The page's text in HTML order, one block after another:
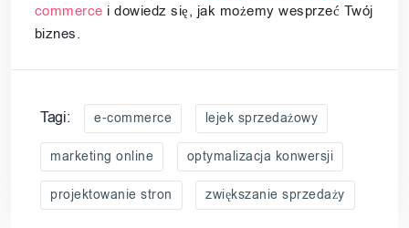
commerce i dowiedz się, jak możemy wesprzeć Twój
biznes.
Tagi: e-commerce lejek sprzedażowy
marketing online optymalizacja konwersji
projektowanie stron zwiększanie sprzedaży